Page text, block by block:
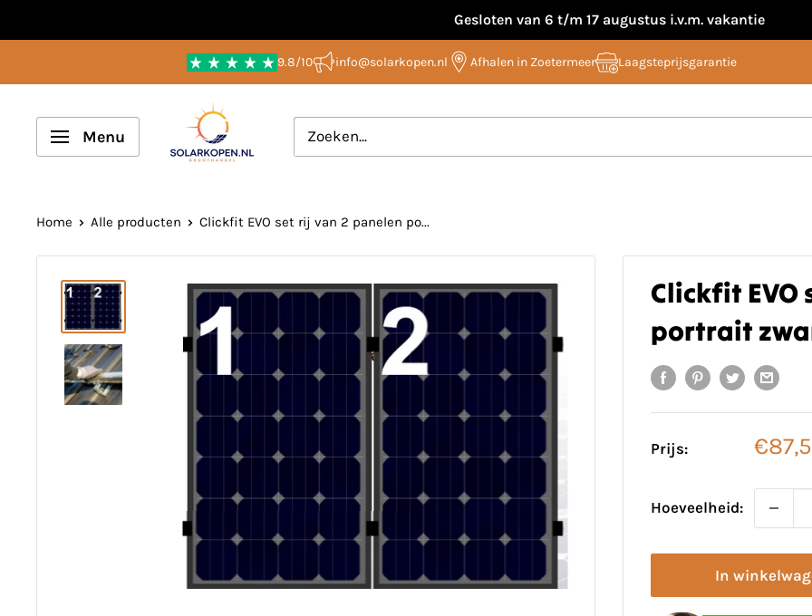
naar
Gesloten van 6 t/m 17 augustus i.v.m. vakantie
9.8/10 info@solarkopen.nl Afhalen in Zoetermeer Laagsteprijsgarantie
Menu
Solarkopen.nl
Home Alle producten Clickfit EVO set rij van 2 panelen po...
Clickfit EVO
portrait
Prijs:
Hoeveelheid:
In